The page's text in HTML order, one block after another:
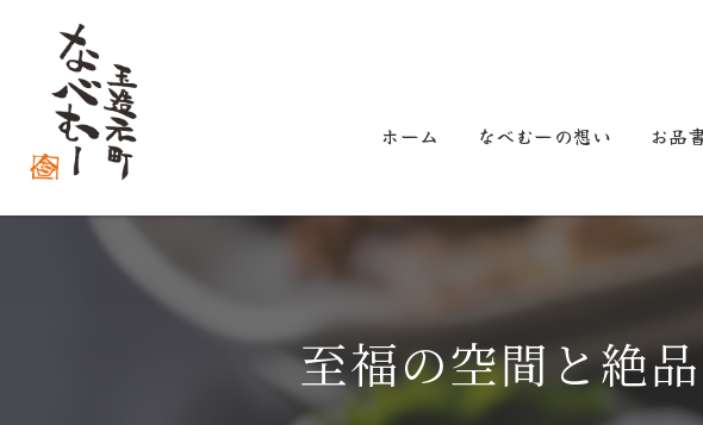
ホーム なべむーの想い お品
至福の空間と絶